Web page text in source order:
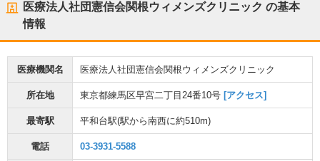
医療法人社団憲信会関根ウィメンズクリニック の基本
情報
医療機関名 医療法人社団憲信会関根ウィメンズクリニック
所在地 東京都練馬区早宮二丁目24番10号 [アクセス]
最寄駅 平和台駅(駅から南西に約510m)
電話 03-3931-5588